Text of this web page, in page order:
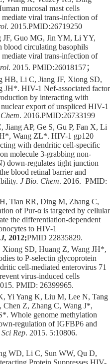
mucosal mast cells
mediate viral trans-infection of
. 2015.PMID:26719250
JF, Guo MG, Jin YM, Li YY,
blood circulating basophils
viral trans-infection of
. 2015. PMID:26018157；
HB, Li C, Jiang JF, Xiong SD,
JH*. HIV-1 Nef-associated factor
by interacting with
export of unspliced HIV-1
. 2016.PMID:26733199
Jiang AP, Ge S, Gu P, Fan X, Li
*, Wang ZL*. HIV-1 gp120
with dendritic cell-specific
molecule 3-grabbing non-
down-regulates tight junction
blood retinal barrier and
J Bio. Chem. 2016. PMID:
Tian RR, Ding M, Zhang C,
of Pur-α is targeted by cellular
the differentiation-dependent
to HIV-1
2012;PMID 22835829.
SD, Huang Z, Wang JH*,
to P-selectin glycoprotein
cell-mediated enterovirus 71
virus-induced cells
PMID: 26399965.
Yi Yang K, Liu M, Lee N, Tang
Z, Zhang C, Wang J*,
*. Whole genome methylation
regulation of IGFBP6 and
Sci Rep. 2015. 5:10806.
WD, Li C, Sun WW, Qu D,
Protein Suppresses HIV-